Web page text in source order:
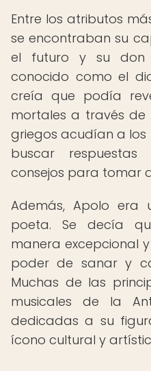
Entre los atributos
se encontraban su
el futuro y su don
conocido como el
creía que podía
mortales a través de
griegos acudían a
buscar
consejos para tomar
Además, Apolo era
poeta. Se decía
manera excepcional
poder de sanar y
Muchas de las
musicales de la
dedicadas a su
ícono cultural y